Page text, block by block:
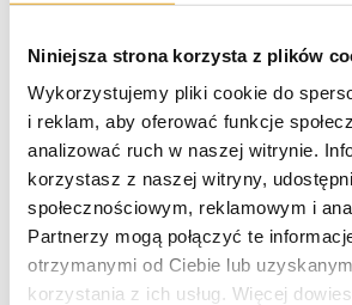
Niniejsza strona korzysta z plików
Wykorzystujemy pliki cookie do
i reklam, aby oferować funkcje
analizować ruch w naszej witrynie.
korzystasz z naszej witryny,
społecznościowym, reklamowym i
Partnerzy mogą połączyć te
otrzymanymi od Ciebie lub
korzystania z ich usług. Więcej
Zamykanie i otwieranie
coraz częściej można
wśród młodych klientów
finansowych. Wpływ na to
promocje, które
banki oraz stale
wymagania
Przedsiębiorstwa